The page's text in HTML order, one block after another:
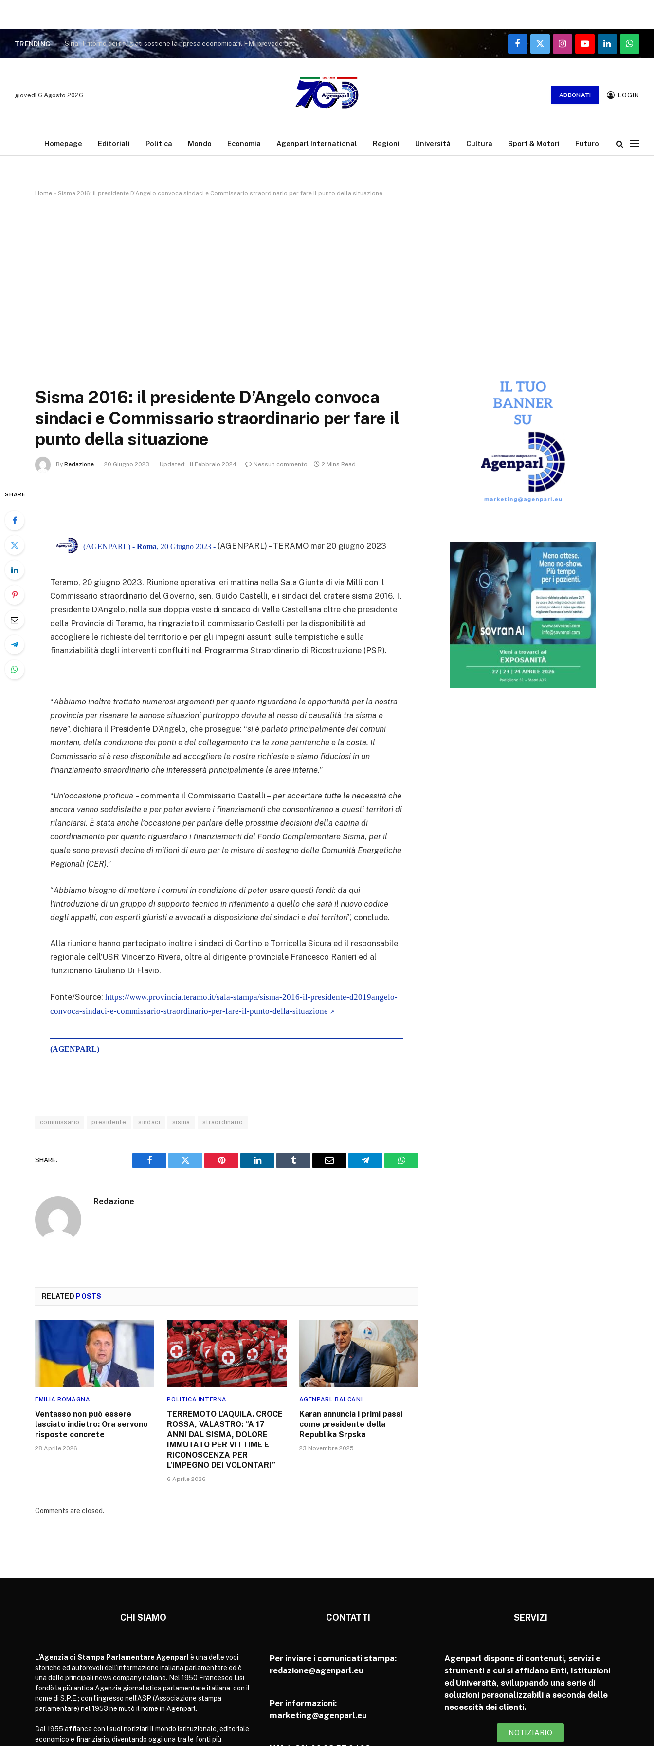
TRENDING Siria, il ritorno dei rifugiati sostiene la ripresa economica: il FMI prevede una crescita a doppia cifra nel 2026
Facebook
X
(Twitter)
InstagramYouTubeLinkedIn
giovedì 6 Agosto 2026 ABBONATI LOGIN
Homepage Editoriali Politica Mondo Economia Agenparl International Regioni Università Cultura Sport & Motori Futuro
Home » Sisma 2016: il presidente D’Angelo convoca sindaci e Commissario straordinario per fare il punto della situazione
Sisma 2016: il presidente D’Angelo convoca
sindaci e Commissario straordinario per fare il
punto della situazione
By Redazione 20 Giugno 2023 Updated: 11 Febbraio 2024 Nessun commento 2 Mins Read
SHARE
(AGENPARL) - Roma, 20 Giugno 2023 - (AGENPARL) – TERAMO mar 20 giugno 2023
Teramo, 20 giugno 2023. Riunione operativa ieri mattina nella Sala Giunta di via Milli con il
Commissario straordinario del Governo, sen. Guido Castelli, e i sindaci del cratere sisma 2016. Il
presidente D’Angelo, nella sua doppia veste di sindaco di Valle Castellana oltre che presidente
della Provincia di Teramo, ha ringraziato il commissario Castelli per la disponibilità ad
accogliere le richieste del territorio e per gli impegni assunti sulle tempistiche e sulla
finanziabilità degli interventi confluiti nel Programma Straordinario di Ricostruzione (PSR).
“Abbiamo inoltre trattato numerosi argomenti per quanto riguardano le opportunità per la nostra
provincia per risanare le annose situazioni purtroppo dovute al nesso di causalità tra sisma e
neve”, dichiara il Presidente D’Angelo, che prosegue: “si è parlato principalmente dei comuni
montani, della condizione dei ponti e del collegamento tra le zone periferiche e la costa. Il
Commissario si è reso disponibile ad accogliere le nostre richieste e siamo fiduciosi in un
finanziamento straordinario che interesserà principalmente le aree interne.”
“Un’occasione proficua – commenta il Commissario Castelli – per accertare tutte le necessità che
ancora vanno soddisfatte e per poter avviare i finanziamenti che consentiranno a questi territori di
rilanciarsi. È stata anche l’occasione per parlare delle prossime decisioni della cabina di
coordinamento per quanto riguardano i finanziamenti del Fondo Complementare Sisma, per il
quale sono previsti decine di milioni di euro per le misure di sostegno delle Comunità Energetiche
Regionali (CER).”
“Abbiamo bisogno di mettere i comuni in condizione di poter usare questi fondi: da qui
l’introduzione di un gruppo di supporto tecnico in riferimento a quello che sarà il nuovo codice
degli appalti, con esperti giuristi e avvocati a disposizione dei sindaci e dei territori”, conclude.
Alla riunione hanno partecipato inoltre i sindaci di Cortino e Torricella Sicura ed il responsabile
regionale dell’USR Vincenzo Rivera, oltre al dirigente provinciale Francesco Ranieri ed al
funzionario Giuliano Di Flavio.
Fonte/Source: https://www.provincia.teramo.it/sala-stampa/sisma-2016-il-presidente-d2019angelo-
convoca-sindaci-e-commissario-straordinario-per-fare-il-punto-della-situazione
(AGENPARL)
commissario presidente sindaci sisma straordinario
SHARE.
Facebook Twitter Pinterest LinkedIn Tumblr Email Telegram WhatsApp
Redazione
RELATED POSTS
EMILIA ROMAGNA
Ventasso non può essere
lasciato indietro: Ora servono
risposte concrete
28 Aprile 2026
POLITICA INTERNA
TERREMOTO L’AQUILA. CROCE
ROSSA, VALASTRO: “A 17
ANNI DAL SISMA, DOLORE
IMMUTATO PER VITTIME E
RICONOSCENZA PER
L’IMPEGNO DEI VOLONTARI”
6 Aprile 2026
AGENPARL BALCANI
Karan annuncia i primi passi
come presidente della
Republika Srpska
23 Novembre 2025
Comments are closed.
CHI SIAMO
L’Agenzia di Stampa Parlamentare Agenparl è una delle voci
storiche ed autorevoli dell’informazione italiana parlamentare ed è
una delle principali news company italiane. Nel 1950 Francesco Lisi
fondò la più antica Agenzia giornalistica parlamentare italiana, con il
nome di S.P.E.; con l’ingresso nell’ASP (Associazione stampa
parlamentare) nel 1953 ne mutò il nome in Agenparl.
Dal 1955 affianca con i suoi notiziari il mondo istituzionale, editoriale,
economico e finanziario, diventando oggi una tra le fonti più
CONTATTI
Per inviare i comunicati stampa:
redazione@agenparl.eu
Per informazioni:
marketing@agenparl.eu
SERVIZI
Agenparl dispone di contenuti, servizi e
strumenti a cui si affidano Enti, Istituzioni
ed Università, sviluppando una serie di
soluzioni personalizzabili a seconda delle
necessità dei clienti.
NOTIZIARIO